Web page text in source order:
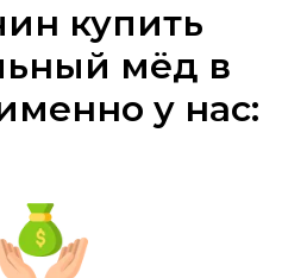
купить
мёд в
у нас: